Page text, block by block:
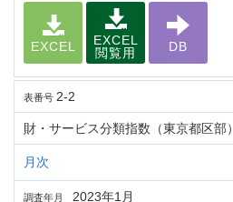
EXCEL
EXCEL
閲覧用
DB
表番号 2-2
財・サービス分類指数（東京都区部）
月次
調査年月 2023年1月